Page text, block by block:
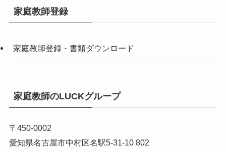
家庭教師登録
家庭教師登録・書類ダウンロード
家庭教師のLUCKグループ
〒450-0002
愛知県名古屋市中村区名駅5-31-10 802